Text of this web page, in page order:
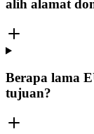
alih alamat
Berapa lama
tujuan?